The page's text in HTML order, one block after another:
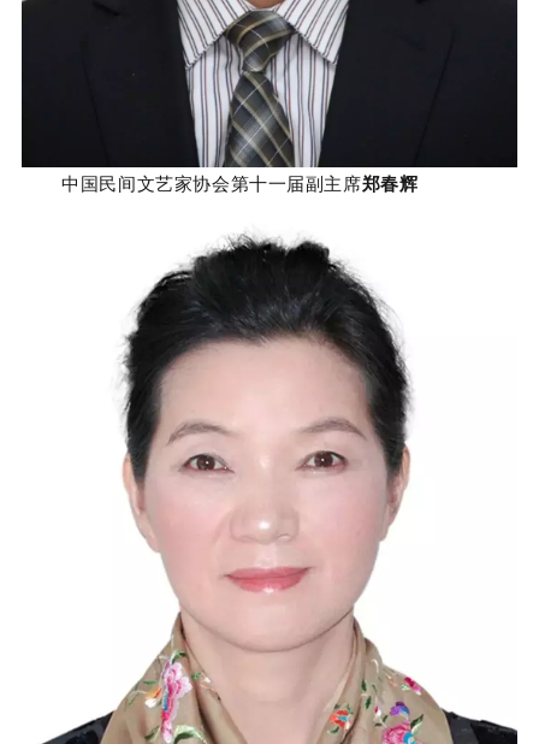
中国民间文艺家协会第十一届副主席郑春辉